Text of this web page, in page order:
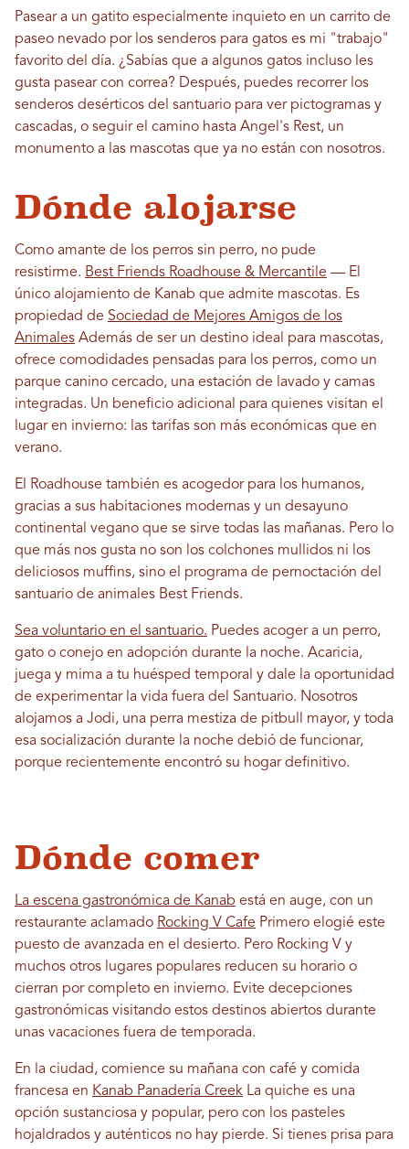
Pasear a un gatito especialmente inquieto en un carrito de
paseo nevado por los senderos para gatos es mi "trabajo"
favorito del día. ¿Sabías que a algunos gatos incluso les
gusta pasear con correa? Después, puedes recorrer los
senderos desérticos del santuario para ver pictogramas y
cascadas, o seguir el camino hasta Angel's Rest, un
monumento a las mascotas que ya no están con nosotros.
Dónde alojarse
Como amante de los perros sin perro, no pude
resistirme. Best Friends Roadhouse & Mercantile — El
único alojamiento de Kanab que admite mascotas. Es
propiedad de Sociedad de Mejores Amigos de los
Animales Además de ser un destino ideal para mascotas,
ofrece comodidades pensadas para los perros, como un
parque canino cercado, una estación de lavado y camas
integradas. Un beneficio adicional para quienes visitan el
lugar en invierno: las tarifas son más económicas que en
verano.
El Roadhouse también es acogedor para los humanos,
gracias a sus habitaciones modernas y un desayuno
continental vegano que se sirve todas las mañanas. Pero lo
que más nos gusta no son los colchones mullidos ni los
deliciosos muffins, sino el programa de pernoctación del
santuario de animales Best Friends.
Sea voluntario en el santuario. Puedes acoger a un perro,
gato o conejo en adopción durante la noche. Acaricia,
juega y mima a tu huésped temporal y dale la oportunidad
de experimentar la vida fuera del Santuario. Nosotros
alojamos a Jodi, una perra mestiza de pitbull mayor, y toda
esa socialización durante la noche debió de funcionar,
porque recientemente encontró su hogar definitivo.
Dónde comer
La escena gastronómica de Kanab está en auge, con un
restaurante aclamado Rocking V Cafe Primero elogié este
puesto de avanzada en el desierto. Pero Rocking V y
muchos otros lugares populares reducen su horario o
cierran por completo en invierno. Evite decepciones
gastronómicas visitando estos destinos abiertos durante
unas vacaciones fuera de temporada.
En la ciudad, comience su mañana con café y comida
francesa en Kanab Panadería Creek La quiche es una
opción sustanciosa y popular, pero con los pasteles
hojaldrados y auténticos no hay pierde. Si tienes prisa para